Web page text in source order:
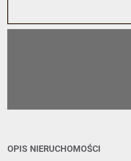
OPIS NIERUCHOMOŚCI